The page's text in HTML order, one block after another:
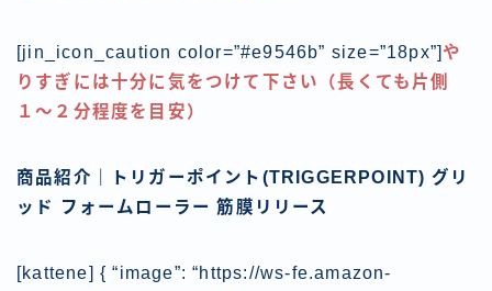
[jin_icon_caution color=”#e9546b” size=”18px”]や
りすぎには十分に気をつけて下さい（長くても片側
１〜２分程度を目安）
商品紹介｜トリガーポイント(TRIGGERPOINT) グリ
ッド フォームローラー 筋膜リリース
[kattene] { “image”: “https://ws-fe.amazon-